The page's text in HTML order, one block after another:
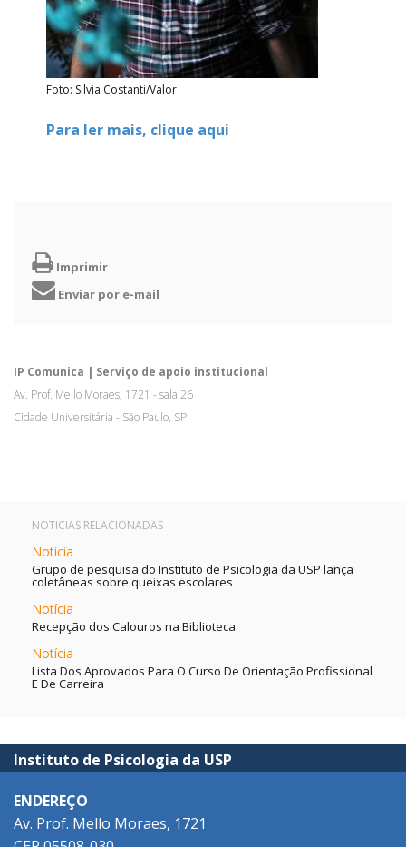
Foto: Silvia Costanti/Valor
Para ler mais, clique aqui
Imprimir
Enviar por e-mail
IP Comunica | Serviço de apoio institucional
Av. Prof. Mello Moraes, 1721 - sala 26
Cidade Universitária - São Paulo, SP
NOTICIAS RELACIONADAS
Notícia
Grupo de pesquisa do Instituto de Psicologia da USP lança
coletâneas sobre queixas escolares
Notícia
Recepção dos Calouros na Biblioteca
Notícia
Lista Dos Aprovados Para O Curso De Orientação Profissional
E De Carreira
Instituto de Psicologia da USP
ENDEREÇO
Av. Prof. Mello Moraes, 1721